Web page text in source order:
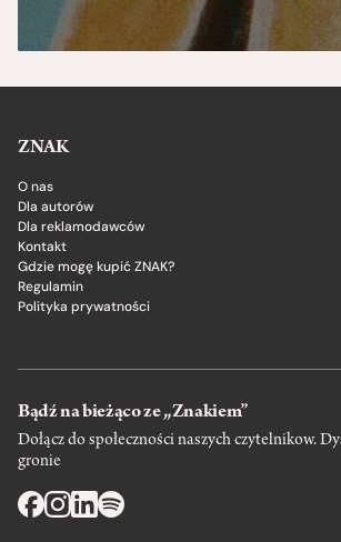
ZNAK
O nas
Dla autorów
Dla reklamodawców
Kontakt
Gdzie mogę kupić ZNAK?
Regulamin
Polityka prywatności
Bądź na bieżąco ze „Znakiem”
Dołącz do społeczności naszych czytelnikow.
gronie